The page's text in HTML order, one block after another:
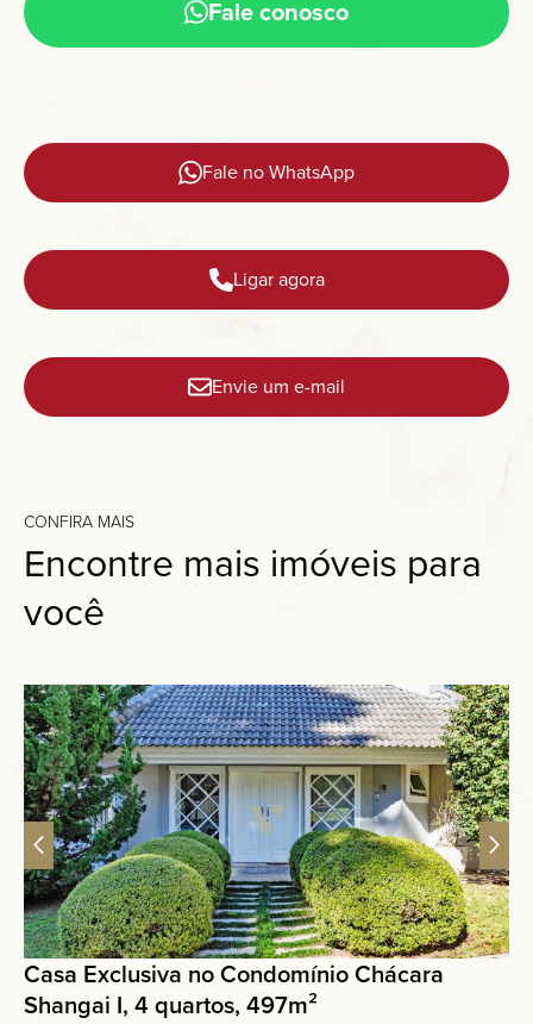
Fale conosco
Fale no WhatsApp
Ligar agora
Envie um e-mail
CONFIRA MAIS
Encontre mais imóveis para
você
Casa Exclusiva no Condomínio Chácara
Shangai I, 4 quartos, 497m²